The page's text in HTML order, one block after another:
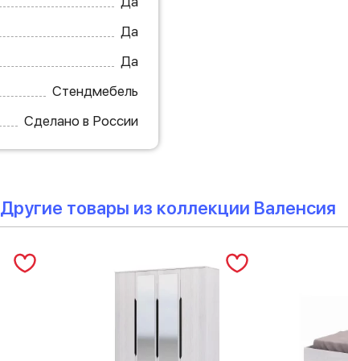
Да
Да
Стендмебель
Сделано в России
Другие товары из коллекции Валенсия